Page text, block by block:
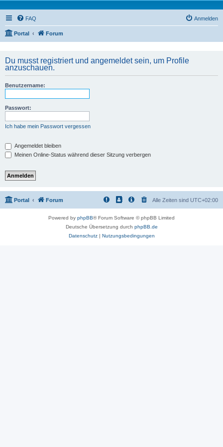
FAQ Anmelden
Portal Forum
Du musst registriert und angemeldet sein, um Profile
anzuschauen.
Benutzername:
Passwort:
Ich habe mein Passwort vergessen
Angemeldet bleiben
Meinen Online-Status während dieser Sitzung verbergen
Portal Forum Alle Zeiten sind UTC+02:00
Powered by phpBB® Forum Software © phpBB Limited
Deutsche Übersetzung durch phpBB.de
Datenschutz| Nutzungsbedingungen